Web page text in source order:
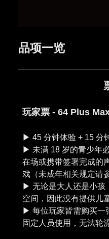
品项一览
玩家票 - 64 Plus
▶︎ 45 分钟体验 + 15 分
▶︎ 未满 18 岁的青少年
在场或携带签署完成的
戏（未成年相关规定请
▶︎ 无论是大人还是小孩
空间，因此没有提供儿
▶︎ 每位玩家皆需购买一